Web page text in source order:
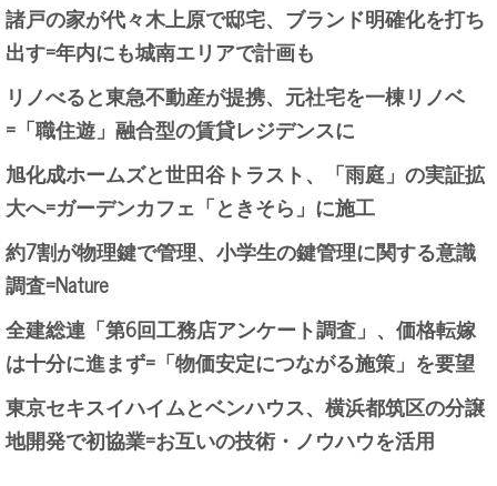
諸戸の家が代々木上原で邸宅、ブランド明確化を打ち
出す=年内にも城南エリアで計画も
リノべると東急不動産が提携、元社宅を一棟リノベ
=「職住遊」融合型の賃貸レジデンスに
旭化成ホームズと世田谷トラスト、「雨庭」の実証拡
大へ=ガーデンカフェ「ときそら」に施工
約7割が物理鍵で管理、小学生の鍵管理に関する意識
調査=Nature
全建総連「第6回工務店アンケート調査」、価格転嫁
は十分に進まず=「物価安定につながる施策」を要望
東京セキスイハイムとベンハウス、横浜都筑区の分譲
地開発で初協業=お互いの技術・ノウハウを活用